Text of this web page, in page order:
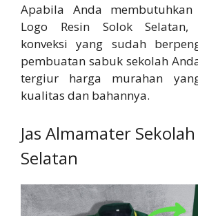
Apabila Anda membutuhkan
Logo Resin Solok Selatan,
konveksi yang sudah
pembuatan sabuk sekolah
tergiur harga murahan
kualitas dan bahannya.
Jas Almamater
Selatan